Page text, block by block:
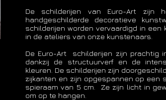
De schilderijen van Euro-Art zijn
handgeschilderde decoratieve
schilderijen worden vervaardigd in een
in de ateliers van onze kunstenaars.
De Euro-Art schilderijen zijn prachtig
dankzij de structuurverf en de
kleuren. De schilderijen zijn
zijkanten en zijn opgespannen op een
spieraam van 5 cm. Ze zijn licht in
om op te hangen.